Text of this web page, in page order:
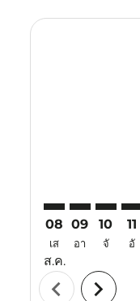
08
เส
ส.ค.
09
อา
10
จั
11
อั
chevron_left chevron_right